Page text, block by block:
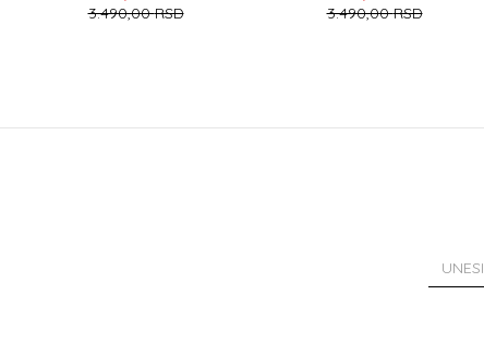
3.490,00RSD 3.490,00RSD